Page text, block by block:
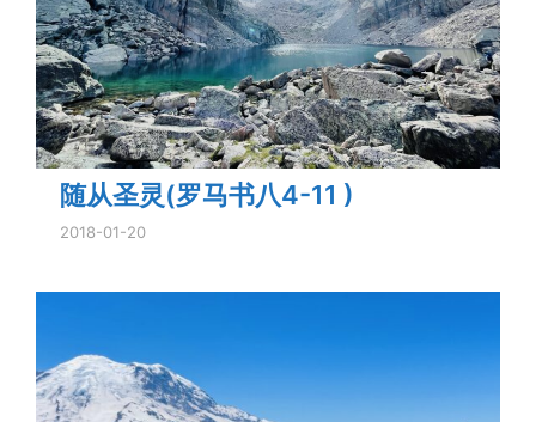
随从圣灵(罗马书八4-11 )
2018-01-20